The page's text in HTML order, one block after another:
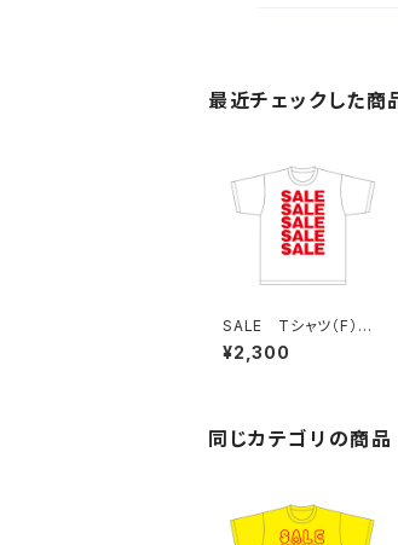
最近チェックした商
SALE Tシャツ（F）Wh
ite
¥2,300
同じカテゴリの商品